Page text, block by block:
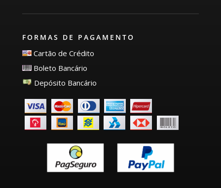
FORMAS DE PAGAMENTO
Cartão de Crédito
Boleto Bancário
Depósito Bancário